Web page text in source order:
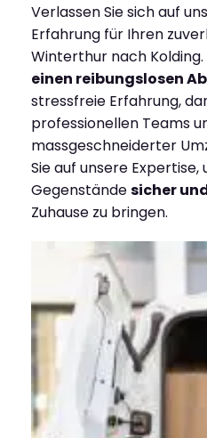
Verlassen Sie sich auf
Erfahrung für Ihren
Winterthur nach Kolding.
einen reibungslosen
stressfreie Erfahrung,
professionellen Teams
massgeschneiderter
Sie auf unsere
Gegenständesicher
Zuhause zu bringen.